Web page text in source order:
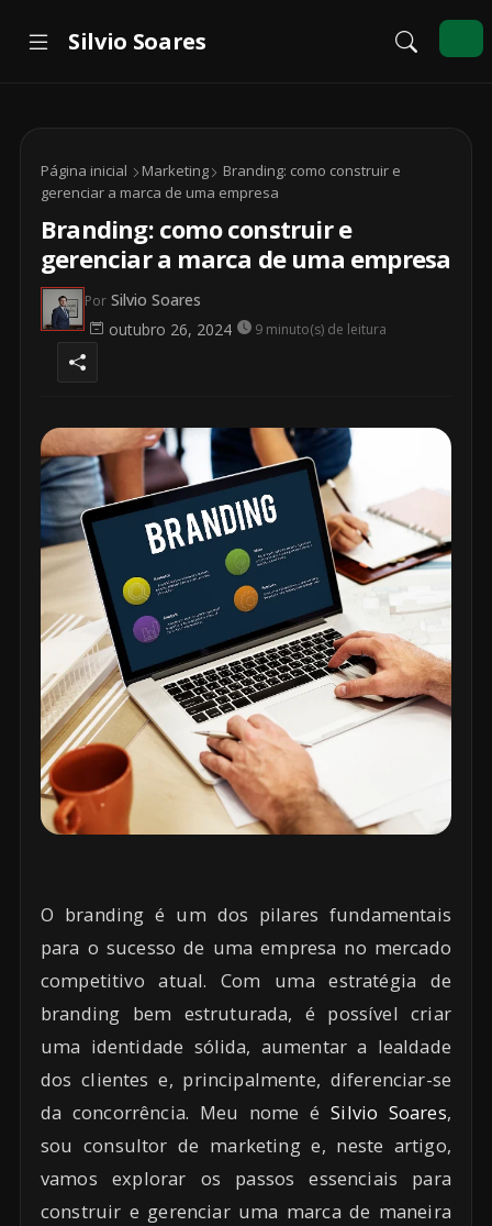
Página inicial Marketing
Branding: como construir e
gerenciar a marca de uma empresa
Branding: como construir e
gerenciar a marca de uma empresa
Por Silvio Soares
outubro 26, 2024
9 minuto(s) de leitura
O branding é um dos pilares fundamentais
para o sucesso de uma empresa no mercado
competitivo atual. Com uma estratégia de
branding bem estruturada, é possível criar
uma identidade sólida, aumentar a lealdade
dos clientes e, principalmente, diferenciar-se
da concorrência. Meu nome éSilvio Soares,
sou consultor de marketing e, neste artigo,
vamos explorar os passos essenciais para
construir e gerenciar uma marca de maneira